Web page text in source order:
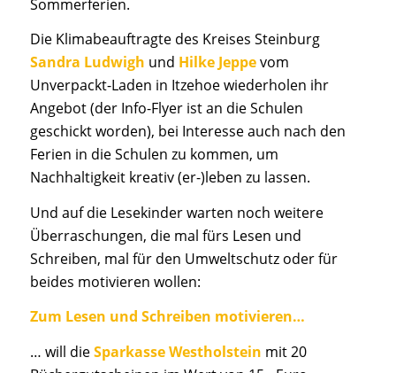
Sommerferien.
Die Klimabeauftragte des Kreises Steinburg
Sandra Ludwigh und Hilke Jeppevom
Unverpackt-Laden in Itzehoe wiederholen ihr
Angebot (der Info-Flyer ist an die Schulen
geschickt worden), bei Interesse auch nach den
Ferien in die Schulen zu kommen, um
Nachhaltigkeit kreativ (er-)leben zu lassen.
Und auf die Lesekinder warten noch weitere
Überraschungen, die mal fürs Lesen und
Schreiben, mal für den Umweltschutz oder für
beides motivieren wollen:
Zum Lesen und Schreiben motivieren…
… will dieSparkasse Westholstein mit 20